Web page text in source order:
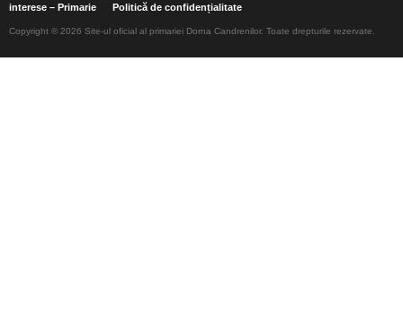
interese – Primarie
Politică de confidențialitate
Copyright © 2026 Site-ul oficial al primariei Dorna Candrenilor. Toate drepturile rezervate.